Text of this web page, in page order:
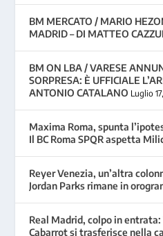
BM MERCATO / MARIO
MADRID – DI MATTEO
BM ON LBA / VARESE
SORPRESA: È UFFICIALE
ANTONIO CATALANO Luglio
Maxima Roma, spunta
Il BC Roma SPQR aspetta
Reyer Venezia, un’altra
Jordan Parks rimane in
Real Madrid, colpo in
Cabarrot si trasferisce nella